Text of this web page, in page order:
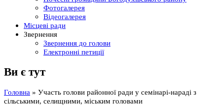
Фотогалерея
Відеогалерея
Місцеві ради
Звернення
Звернення до голови
Електронні петиції
Ви є тут
Головна » Участь голови районної ради у семінарі-нараді з
сільськими, селищними, міським головами